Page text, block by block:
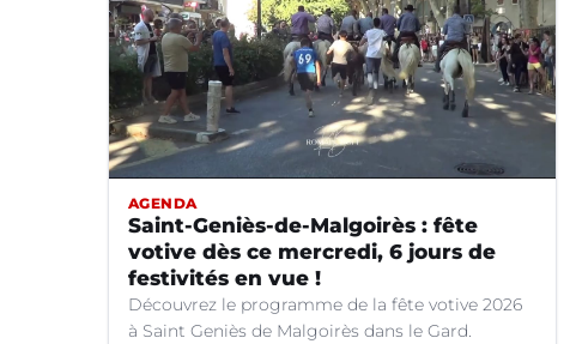
AGENDA
Saint-Geniès-de-Malgoirès : fête
votive dès ce mercredi, 6 jours de
festivités en vue !
Découvrez le programme de la fête votive 2026
à Saint Geniès de Malgoirès dans le Gard.